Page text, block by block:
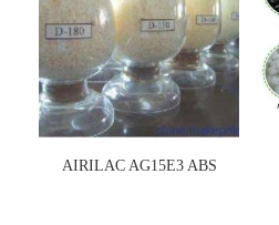
AIRILAC AG15E3 ABS